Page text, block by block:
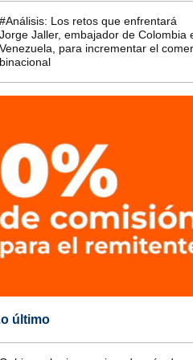
Los retos que enfrentará
Jaller, embajador de Colombia
para incrementar el
último